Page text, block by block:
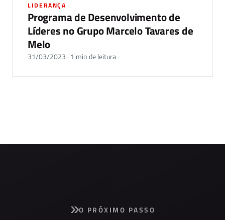
LIDERANÇA
Programa de Desenvolvimento de
Líderes no Grupo Marcelo Tavares de
Melo
31/03/2023 · 1 min de leitura
O PRÓXIMO PASSO